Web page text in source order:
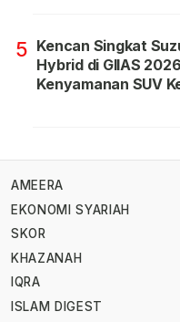
5 Kencan Singkat
Hybrid di GIIAS
Kenyamanan SUV
AMEERA
EKONOMI SYARIAH
SKOR
KHAZANAH
IQRA
ISLAM DIGEST